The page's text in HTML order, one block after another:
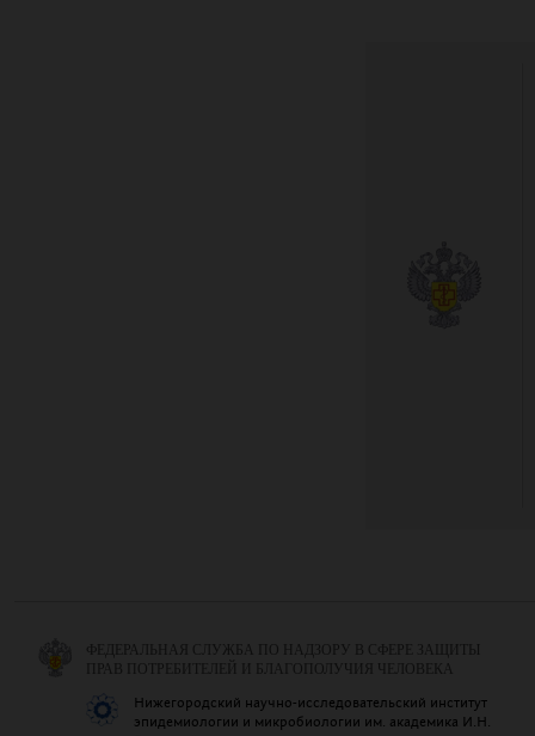
ФЕДЕРАЛЬНАЯ СЛУЖБА ПО НАДЗОРУ В СФЕРЕ ЗАЩИТЫ
ПРАВ ПОТРЕБИТЕЛЕЙ И БЛАГОПОЛУЧИЯ ЧЕЛОВЕКА
Нижегородский научно-исследовательский институт
эпидемиологии и микробиологии им. академика И.Н.